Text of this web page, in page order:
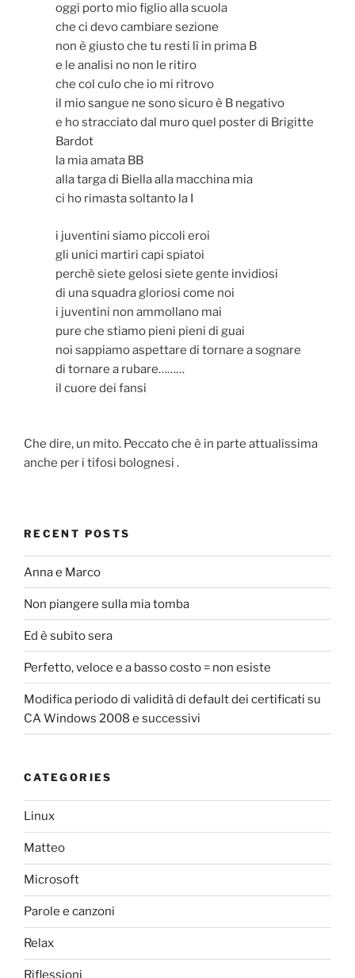
oggi porto mio figlio alla scuola
che ci devo cambiare sezione
non è giusto che tu resti lì in prima B
e le analisi no non le ritiro
che col culo che io mi ritrovo
il mio sangue ne sono sicuro è B negativo
e ho stracciato dal muro quel poster di Brigitte
Bardot
la mia amata BB
alla targa di Biella alla macchina mia
ci ho rimasta soltanto la I
i juventini siamo piccoli eroi
gli unici martiri capi spiatoi
perchè siete gelosi siete gente invidiosi
di una squadra gloriosi come noi
i juventini non ammollano mai
pure che stiamo pieni pieni di guai
noi sappiamo aspettare di tornare a sognare
di tornare a rubare………
il cuore dei fansi
Che dire, un mito. Peccato che è in parte attualissima
anche per i tifosi bolognesi .
RECENT POSTS
Anna e Marco
Non piangere sulla mia tomba
Ed è subito sera
Perfetto, veloce e a basso costo = non esiste
Modifica periodo di validità di default dei certificati su
CA Windows 2008 e successivi
CATEGORIES
Linux
Matteo
Microsoft
Parole e canzoni
Relax
Riflessioni